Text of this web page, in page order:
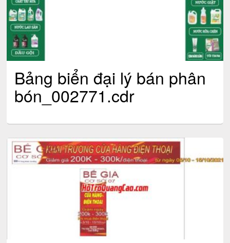
Bảng biển đại lý bán phân
bón_002771.cdr